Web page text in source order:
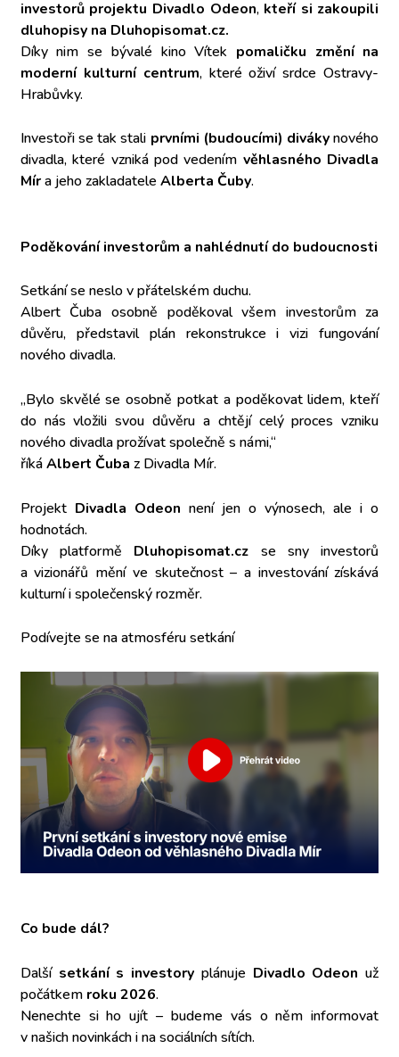
investorů projektu Divadlo Odeon, kteří si zakoupili
dluhopisyna Dluhopisomat.cz.
Díky nim se bývalé kino Vítek pomaličku změní na
moderní kulturní centrum, které oživí srdce Ostravy-
Hrabůvky.
Investoři se tak stali prvními (budoucími) divákynového
divadla, které vzniká pod vedením věhlasného Divadla
Míra jeho zakladatele Alberta Čuby.
Poděkování investorům a nahlédnutí do budoucnosti
Setkání se neslo v přátelském duchu.
Albert Čuba osobně poděkoval všem investorům za
důvěru, představil plán rekonstrukce i vizi fungování
nového divadla.
„Bylo skvělé se osobně potkat a poděkovat lidem, kteří
do nás vložili svou důvěru a chtějí celý proces vzniku
nového divadla prožívat společně s námi,“
říkáAlbert Čuba z Divadla Mír.
Projekt Divadla Odeon není jen o výnosech, ale i o
hodnotách.
Díky platformě Dluhopisomat.cz se sny investorů
a vizionářů mění ve skutečnost – a investování získává
kulturní i společenský rozměr.
Podívejte se na atmosféru setkání
Co bude dál?
Další setkání s investory plánuje Divadlo Odeon už
počátkem roku 2026.
Nenechte si ho ujít – budeme vás o něm informovat
v našich novinkách i na sociálních sítích.